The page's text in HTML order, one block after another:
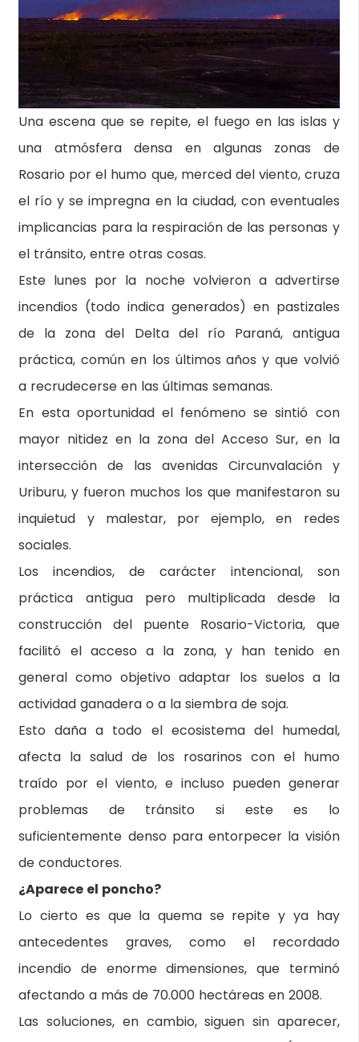
Una escena que se repite, el fuego en las islas y
una atmósfera densa en algunas zonas de
Rosario por el humo que, merced del viento, cruza
el río y se impregna en la ciudad, con eventuales
implicancias para la respiración de las personas y
el tránsito, entre otras cosas.
Este lunes por la noche volvieron a advertirse
incendios (todo indica generados) en pastizales
de la zona del Delta del río Paraná, antigua
práctica, común en los últimos años y que volvió
a recrudecerse en las últimas semanas.
En esta oportunidad el fenómeno se sintió con
mayor nitidez en la zona del Acceso Sur, en la
intersección de las avenidas Circunvalación y
Uriburu, y fueron muchos los que manifestaron su
inquietud y malestar, por ejemplo, en redes
sociales.
Los incendios, de carácter intencional, son
práctica antigua pero multiplicada desde la
construcción del puente Rosario-Victoria, que
facilitó el acceso a la zona, y han tenido en
general como objetivo adaptar los suelos a la
actividad ganadera o a la siembra de soja.
Esto daña a todo el ecosistema del humedal,
afecta la salud de los rosarinos con el humo
traído por el viento, e incluso pueden generar
problemas de tránsito si este es lo
suficientemente denso para entorpecer la visión
de conductores.
¿Aparece el poncho?
Lo cierto es que la quema se repite y ya hay
antecedentes graves, como el recordado
incendio de enorme dimensiones, que terminó
afectando a más de 70.000 hectáreas en 2008.
Las soluciones, en cambio, siguen sin aparecer,